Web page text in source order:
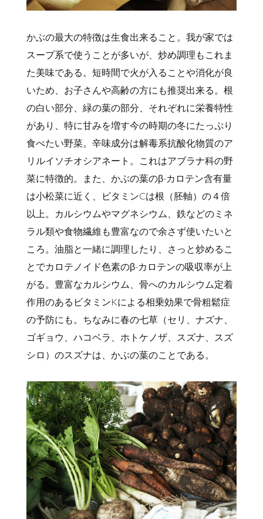
かぶの最大の特徴は生食出来ること。我が家では
スープ系で使うことが多いが、炒め調理もこれま
た美味である。短時間で火が入ることや消化が良
いため、お子さんや高齢の方にも推奨出来る。根
の白い部分、緑の葉の部分、それぞれに栄養特性
があり、特に甘みを増す今の時期の冬にたっぷり
食べたい野菜。辛味成分は解毒系抗酸化物質のア
リルイソチオシアネート。これはアブラナ科の野
菜に特徴的。また、かぶの葉のβ-カロテン含有量
は小松菜に近く、ビタミンCは根（胚軸）の４倍
以上。カルシウムやマグネシウム、鉄などのミネ
ラル類や食物繊維も豊富なので余さず使いたいと
ころ。油脂と一緒に調理したり、さっと炒めるこ
とでカロテノイド色素のβ-カロテンの吸収率が上
がる。豊富なカルシウム、骨へのカルシウム定着
作用のあるビタミンKによる相乗効果で骨粗鬆症
の予防にも。ちなみに春の七草（セリ、ナズナ、
ゴギョウ、ハコベラ、ホトケノザ、スズナ、スズ
シロ）のスズナは、かぶの葉のことである。